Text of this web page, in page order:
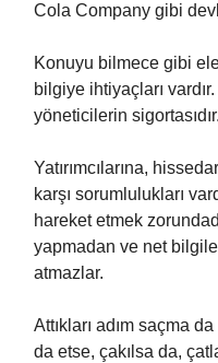
Cola Company gibi
Konuyu bilmece gibi
bilgiye ihtiyaçları
yöneticilerin sigortasıdır.
Yatırımcılarına,
karşı sorumlulukları
hareket etmek
yapmadan ve net
atmazlar.
Attıkları adım saçma
da etse, çakılsa da,